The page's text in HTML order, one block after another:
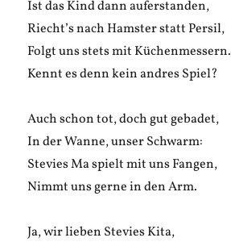
Ist das Kind dann auferstanden,
Riecht’s nach Hamster statt Persil,
Folgt uns stets mit Küchenmessern.
Kennt es denn kein andres Spiel?
Auch schon tot, doch gut gebadet,
In der Wanne, unser Schwarm:
Stevies Ma spielt mit uns Fangen,
Nimmt uns gerne in den Arm.
Ja, wir lieben Stevies Kita,